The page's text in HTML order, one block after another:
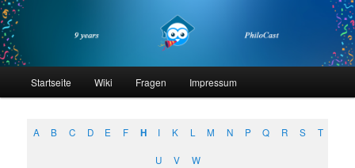
Zum
primären
Inhalt
springen
Zum
sekundären
Inhalt
springenphilocast
Startseite Wiki Fragen Impressum
A B C D E F H I K L M N P Q R S T
U V W